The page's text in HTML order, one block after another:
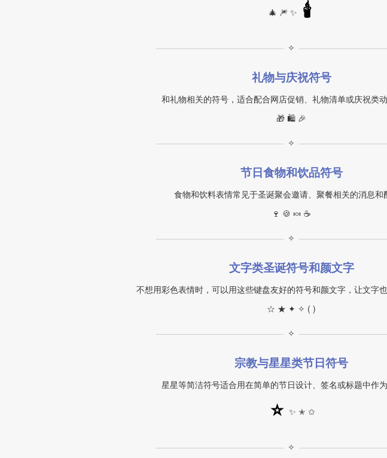
🎄 🎆 ✨ 🕯
✧
礼物与庆祝符号
和礼物相关的符号，适合配合网店促销、礼物清单或庆祝类动
🎁 🛍️ 🎉
✧
节日食物和饮品符号
食物和饮料表情常见于圣诞聚会邀请、聚餐相关的消息和
🍷 🍪 🍬 ☕
✧
文字类圣诞符号和颜文字
不想用彩色表情时，可以用这些键盘友好的符号和颜文字，让文字也
☆ ★ ✦ ✧ ( )
✧
宗教与星星类节日符号
星星等简洁符号适合用在简单的节日设计、签名或标题中作为
⭐ ✨ ✭ ✩
✧